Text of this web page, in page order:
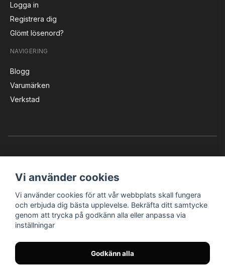
Logga in
Registrera dig
Glömt lösenord?
NAVIGERING
Blogg
Varumärken
Verkstad
© Nilssons MC - Allt för dig & din MC
Instagram Facebook YouTube
Vi använder cookies
Vi använder cookies för att vår webbplats skall fungera
och erbjuda dig bästa upplevelse. Bekräfta ditt samtycke
genom att trycka på godkänn alla eller anpassa via
inställningar
Godkänn alla